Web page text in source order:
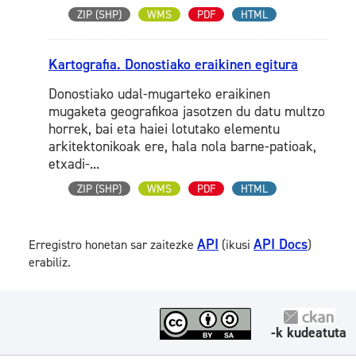
ZIP (SHP) WMS PDF HTML
Kartografia. Donostiako eraikinen egitura
Donostiako udal-mugarteko eraikinen
mugaketa geografikoa jasotzen du datu multzo
horrek, bai eta haiei lotutako elementu
arkitektonikoak ere, hala nola barne-patioak,
etxadi-...
ZIP (SHP) WMS PDF HTML
Erregistro honetan sar zaitezke API (ikusi API Docs)
erabiliz.
-k kudeatuta